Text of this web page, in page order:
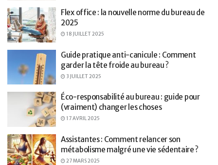
Flex office : la nouvelle norme du bureau de
2025
18 JUILLET 2025
Guide pratique anti-canicule : Comment
garder la tête froide au bureau ?
3 JUILLET 2025
Éco-responsabilité au bureau : guide pour
(vraiment) changer les choses
17 AVRIL 2025
Assistantes : Comment relancer son
métabolisme malgré une vie sédentaire ?
27 MARS 2025